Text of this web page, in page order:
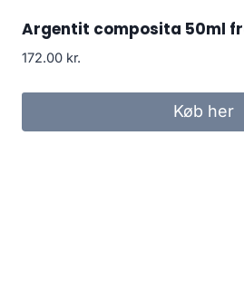
Argentit composita 50ml
172.00 kr.
Køb her